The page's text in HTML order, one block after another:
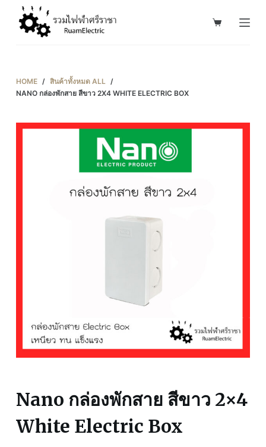
o
o
HOME / สินค้าทั้งหมด ALL /
NANO กล่องพักสาย สีขาว 2X4 WHITE ELECTRIC BOX
Nano กล่องพักสาย สีขาว 2×4
White Electric Box